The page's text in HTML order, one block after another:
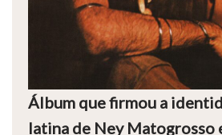
Álbum que firmou a
latina de Ney Matogrosso